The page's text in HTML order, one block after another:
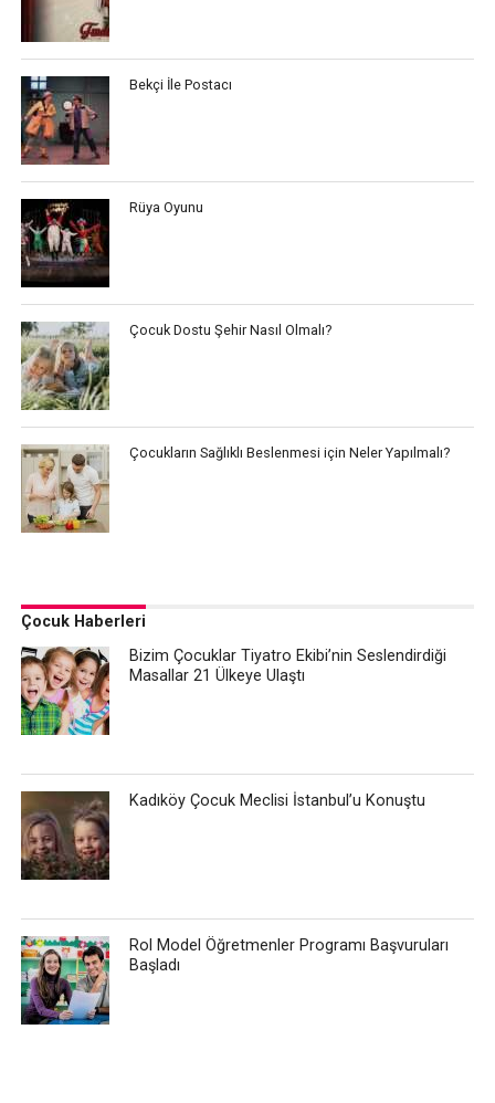
Bekçi İle Postacı
Rüya Oyunu
Çocuk Dostu Şehir Nasıl Olmalı?
Çocukların Sağlıklı Beslenmesi için Neler Yapılmalı?
Çocuk Haberleri
Bizim Çocuklar Tiyatro Ekibi’nin Seslendirdiği
Masallar 21 Ülkeye Ulaştı
Kadıköy Çocuk Meclisi İstanbul’u Konuştu
Rol Model Öğretmenler Programı Başvuruları
Başladı